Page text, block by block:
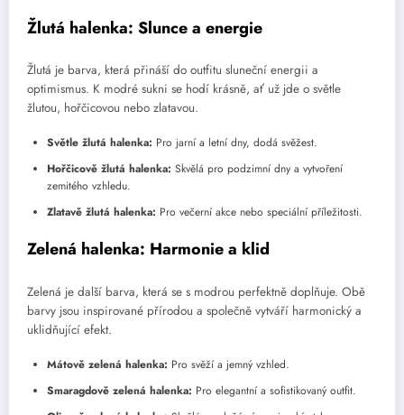
Žlutá halenka: Slunce a energie
Žlutá je barva, která přináší do outfitu sluneční energii a
optimismus. K modré sukni se hodí krásně, ať už jde o světle
žlutou, hořčicovou nebo zlatavou.
Světle žlutá halenka: Pro jarní a letní dny, dodá svěžest.
Hořčicově žlutá halenka: Skvělá pro podzimní dny a vytvoření
zemitého vzhledu.
Zlatavě žlutá halenka: Pro večerní akce nebo speciální příležitosti.
Zelená halenka: Harmonie a klid
Zelená je další barva, která se s modrou perfektně doplňuje. Obě
barvy jsou inspirované přírodou a společně vytváří harmonický a
uklidňující efekt.
Mátově zelená halenka: Pro svěží a jemný vzhled.
Smaragdově zelená halenka: Pro elegantní a sofistikovaný outfit.